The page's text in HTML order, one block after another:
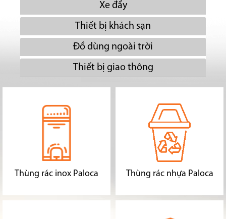
Xe đẩy
Thiết bị khách sạn
Đồ dùng ngoài trời
Thiết bị giao thông
Thùng rác inox Paloca Thùng rác nhựa Paloca